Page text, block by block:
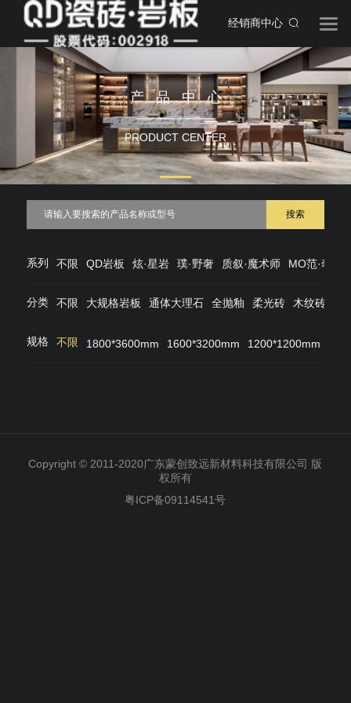
经销商中心
产品中心
PRODUCT CENTER
搜索
系列 不限 QD岩板 炫·星岩 璞·野奢 质叙·魔术师 MO范·奢石
分类 不限 大规格岩板 通体大理石 全抛釉 柔光砖 木纹砖
规格 不限 1800*3600mm 1600*3200mm 1200*1200mm
Copyright © 2011-2020广东蒙创致远新材料科技有限公司 版
权所有
粤ICP备09114541号